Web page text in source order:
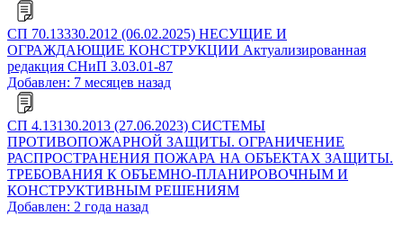
СП 70.13330.2012 (06.02.2025) НЕСУЩИЕ И
ОГРАЖДАЮЩИЕ КОНСТРУКЦИИ Актуализированная
редакция СНиП 3.03.01-87
Добавлен: 7 месяцев назад
СП 4.13130.2013 (27.06.2023) СИСТЕМЫ
ПРОТИВОПОЖАРНОЙ ЗАЩИТЫ. ОГРАНИЧЕНИЕ
РАСПРОСТРАНЕНИЯ ПОЖАРА НА ОБЪЕКТАХ ЗАЩИТЫ.
ТРЕБОВАНИЯ К ОБЪЕМНО-ПЛАНИРОВОЧНЫМ И
КОНСТРУКТИВНЫМ РЕШЕНИЯМ
Добавлен: 2 года назад